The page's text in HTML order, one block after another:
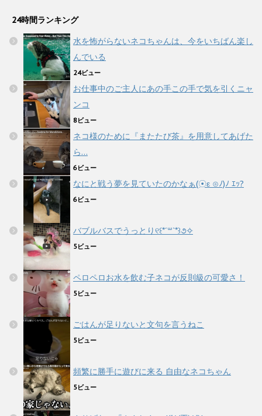
24時間ランキング
水を怖がらないネコちゃんは、今をいちばん楽し
んでいる
24ビュー
お仕事中のご主人にあの手この手で気を引くニャ
ンコ
8ビュー
ネコ様のために『またたび茶』を用意してあげた
ら…
6ビュー
なにと戦う夢を見ていたのかなぁ(☉ε ⊙ﾉ)ﾉ ｴｯ?
6ビュー
バブルバスでうっとり୧꒰*´꒳`*꒱૭✧
5ビュー
ペロペロお水を飲む子ネコが反則級の可愛さ！
5ビュー
ごはんが足りないと文句を言うねこ
5ビュー
頻繁に勝手に遊びに来る 自由なネコちゃん
5ビュー